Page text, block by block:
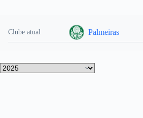
Clube atual Palmeiras